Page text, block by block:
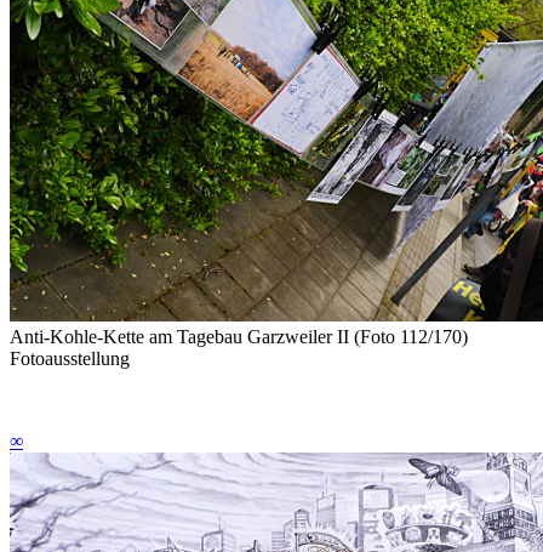
Anti-Kohle-Kette am Tagebau Garzweiler II (Foto 112/170)
Fotoausstellung
∞